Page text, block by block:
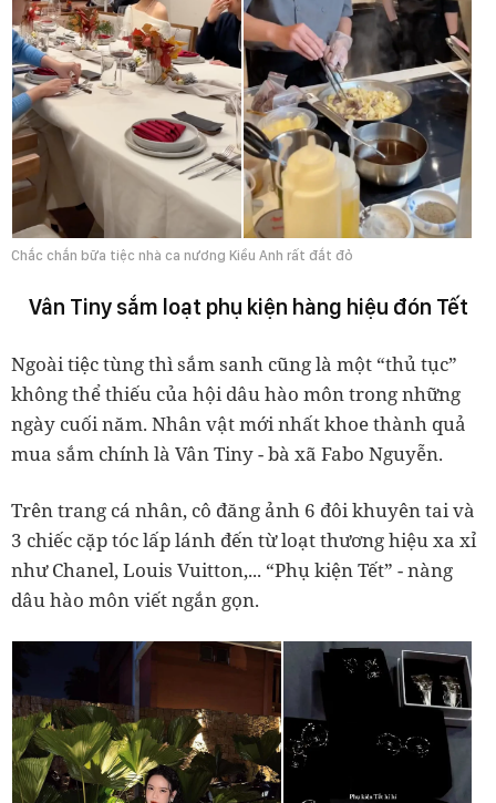
Chắc chắn bữa tiệc nhà ca nương Kiều Anh rất đắt đỏ
Vân Tiny sắm loạt phụ kiện hàng hiệu đón Tết
Ngoài tiệc tùng thì sắm sanh cũng là một “thủ tục”
không thể thiếu của hội dâu hào môn trong những
ngày cuối năm. Nhân vật mới nhất khoe thành quả
mua sắm chính là Vân Tiny - bà xã Fabo Nguyễn.
Trên trang cá nhân, cô đăng ảnh 6 đôi khuyên tai và
3 chiếc cặp tóc lấp lánh đến từ loạt thương hiệu xa xỉ
như Chanel, Louis Vuitton,... “Phụ kiện Tết” - nàng
dâu hào môn viết ngắn gọn.